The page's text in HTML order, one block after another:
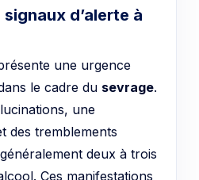
d’alerte à
une urgence
le cadre du sevrage.
une
des tremblements
deux à trois
Ces manifestations